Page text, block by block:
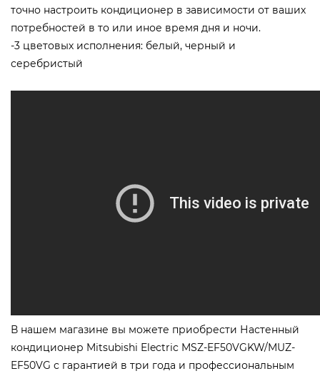
точно настроить кондиционер в зависимости от ваших
потребностей в то или иное время дня и ночи.
-3 цветовых исполнения: белый, черный и
серебристый
В нашем магазине вы можете приобрести Настенный
кондиционер Mitsubishi Electric MSZ-EF50VGKW/MUZ-
EF50VG с гарантией в три года и профессиональным